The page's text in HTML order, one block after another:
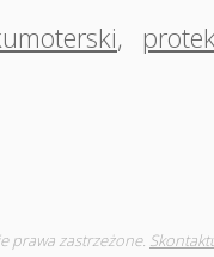
,
prawa zastrzeżone.